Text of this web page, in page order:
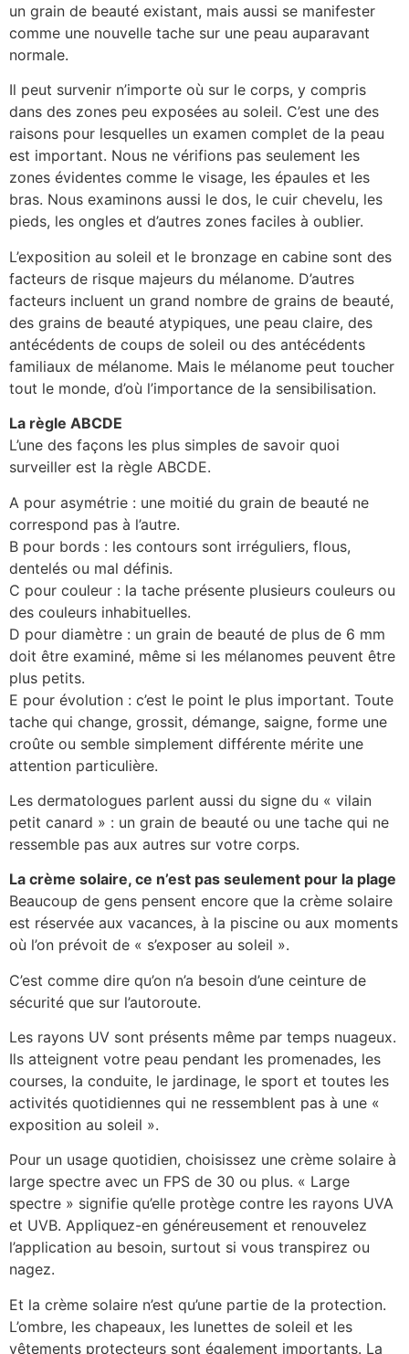
un grain de beauté existant, mais aussi se manifester
comme une nouvelle tache sur une peau auparavant
normale.
Il peut survenir n’importe où sur le corps, y compris
dans des zones peu exposées au soleil. C’est une des
raisons pour lesquelles un examen complet de la peau
est important. Nous ne vérifions pas seulement les
zones évidentes comme le visage, les épaules et les
bras. Nous examinons aussi le dos, le cuir chevelu, les
pieds, les ongles et d’autres zones faciles à oublier.
L’exposition au soleil et le bronzage en cabine sont des
facteurs de risque majeurs du mélanome. D’autres
facteurs incluent un grand nombre de grains de beauté,
des grains de beauté atypiques, une peau claire, des
antécédents de coups de soleil ou des antécédents
familiaux de mélanome. Mais le mélanome peut toucher
tout le monde, d’où l’importance de la sensibilisation.
La règle ABCDE
L’une des façons les plus simples de savoir quoi
surveiller est la règle ABCDE.
A pour asymétrie : une moitié du grain de beauté ne
correspond pas à l’autre.
B pour bords : les contours sont irréguliers, flous,
dentelés ou mal définis.
C pour couleur : la tache présente plusieurs couleurs ou
des couleurs inhabituelles.
D pour diamètre : un grain de beauté de plus de 6 mm
doit être examiné, même si les mélanomes peuvent être
plus petits.
E pour évolution : c’est le point le plus important. Toute
tache qui change, grossit, démange, saigne, forme une
croûte ou semble simplement différente mérite une
attention particulière.
Les dermatologues parlent aussi du signe du « vilain
petit canard » : un grain de beauté ou une tache qui ne
ressemble pas aux autres sur votre corps.
La crème solaire, ce n’est pas seulement pour la plage
Beaucoup de gens pensent encore que la crème solaire
est réservée aux vacances, à la piscine ou aux moments
où l’on prévoit de « s’exposer au soleil ».
C’est comme dire qu’on n’a besoin d’une ceinture de
sécurité que sur l’autoroute.
Les rayons UV sont présents même par temps nuageux.
Ils atteignent votre peau pendant les promenades, les
courses, la conduite, le jardinage, le sport et toutes les
activités quotidiennes qui ne ressemblent pas à une «
exposition au soleil ».
Pour un usage quotidien, choisissez une crème solaire à
large spectre avec un FPS de 30 ou plus. « Large
spectre » signifie qu’elle protège contre les rayons UVA
et UVB. Appliquez-en généreusement et renouvelez
l’application au besoin, surtout si vous transpirez ou
nagez.
Et la crème solaire n’est qu’une partie de la protection.
L’ombre, les chapeaux, les lunettes de soleil et les
vêtements protecteurs sont également importants. La